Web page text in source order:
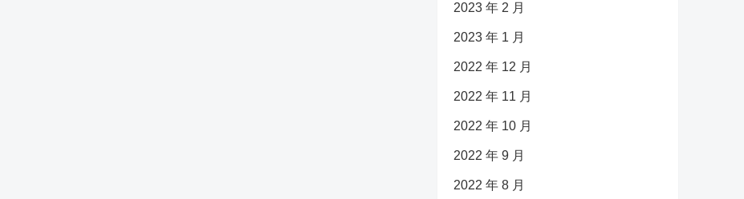
2023 年 2 月
2023 年 1 月
2022 年 12 月
2022 年 11 月
2022 年 10 月
2022 年 9 月
2022 年 8 月